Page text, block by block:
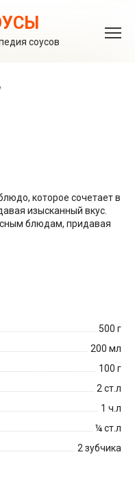
соусов
которое сочетает в
изысканный вкус.
блюдам, придавая
500 г
200 мл
100 г
2 ст.л
1 ч.л
¼ст.л
2 зубчика